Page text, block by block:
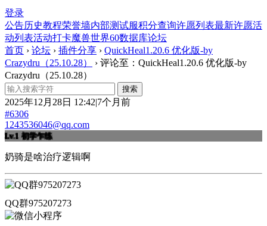
登录
公告历史教程荣誉墙内部测试服积分查询许愿列表最新许愿活
动列表活动打卡魔兽世界60数据库论坛
首页 › 论坛 › 插件分享 › QuickHeal1.20.6 优化版-by
Crazydru（25.10.28）
› 评论至：QuickHeal1.20.6 优化版-by
Crazydru（25.10.28）
2025年12月28日 12:42|7个月前
#6306
1243536046@qq.com
Lv.1 初学乍练
奶骑是啥治疗逻辑啊
QQ群975207273